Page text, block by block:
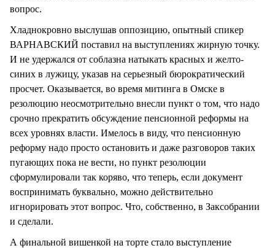
вопрос.
Хладнокровно выслушав оппозицию, опытный спикер
ВАРНАВСКИЙ поставил на выступлениях жирную точку.
И не удержался от соблазна натыкать красных и желто-
синих в лужицу, указав на серьезный бюрократический
просчет. Оказывается, во время митинга в Омске в
резолюцию неосмотрительно внесли пункт о том, что надо
срочно прекратить обсуждение пенсионной реформы на
всех уровнях власти. Имелось в виду, что пенсионную
реформу надо просто остановить и даже разговоров таких
пугающих пока не вести, но пункт резолюции
сформулировали так коряво, что теперь, если документ
воспринимать буквально, можно действительно
игнорировать этот вопрос. Что, собственно, в Заксобрании
и сделали.
А финальной вишенкой на торте стало выступление